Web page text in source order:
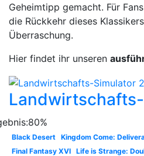
Geheimtipp gemacht. Für
die Rückkehr dieses
Überraschung.
Hier findet ihr unseren
Black Desert Kingdom Come:
Final Fantasy XVI
Life is Strange: